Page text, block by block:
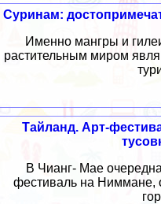
Суринам:
Именно мангры и
растительным миром
Тайланд. Арт-
В Чианг- Мае
фестиваль на Ниммане,